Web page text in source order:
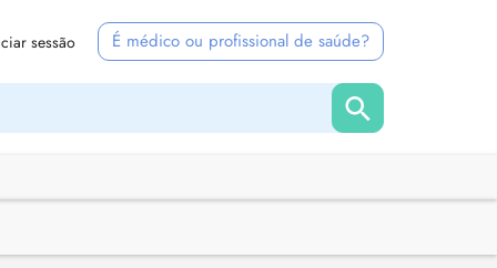
sessão É médico ou profissional de saúde?